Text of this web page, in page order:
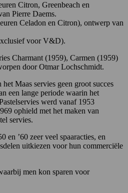
Citron, Greenbeach en
Pierre Daems.
Celadon en Citron), ontwerp van
voor V&D).
Charmant (1959), Carmen (1959)
door Otmar Lochschmidt.
Maas servies geen groot succes
een lange periode waarin het
werd vanaf 1953
ophield met het maken van
servies.
en ’60 zeer veel spaaracties, en
uitkiezen voor hun commerciële
men kon sparen voor